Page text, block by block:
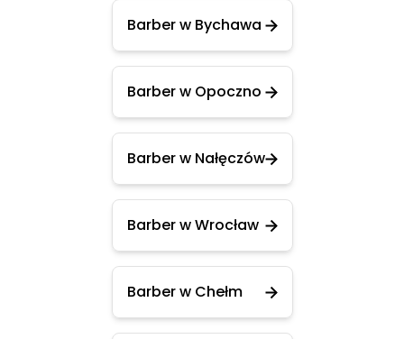
Barber w Bychawa
Barber w Opoczno
Barber w Nałęczów
Barber w Wrocław
Barber w Chełm